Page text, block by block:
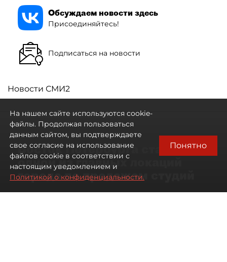
Обсуждаем новости здесь
Присоединяйтесь!
Подписаться на новости
Новости СМИ2
Восток Петербурга стал
одной из главных локаций
города по продажам студий
На нашем сайте используются cookie-
файлы. Продолжая пользоваться
данным сайтом, вы подтверждаете
свое согласие на использование
файлов cookie в соответствии с
настоящим уведомлением и
Политикой о конфиденциальности.
Понятно